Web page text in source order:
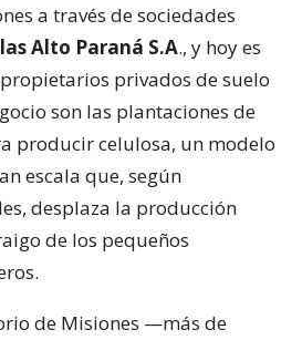
a través de sociedades
Alto Paraná S.A., y hoy es
privados de suelo
son las plantaciones de
producir celulosa, un modelo
escala que, según
desplaza la producción
de los pequeños
de Misiones —más de